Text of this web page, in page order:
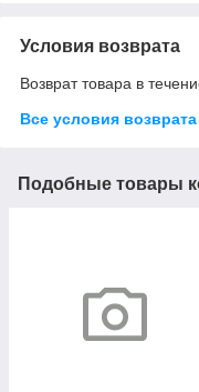
Условия возврата
Возврат товара в
Все условия возврата
Подобные товары